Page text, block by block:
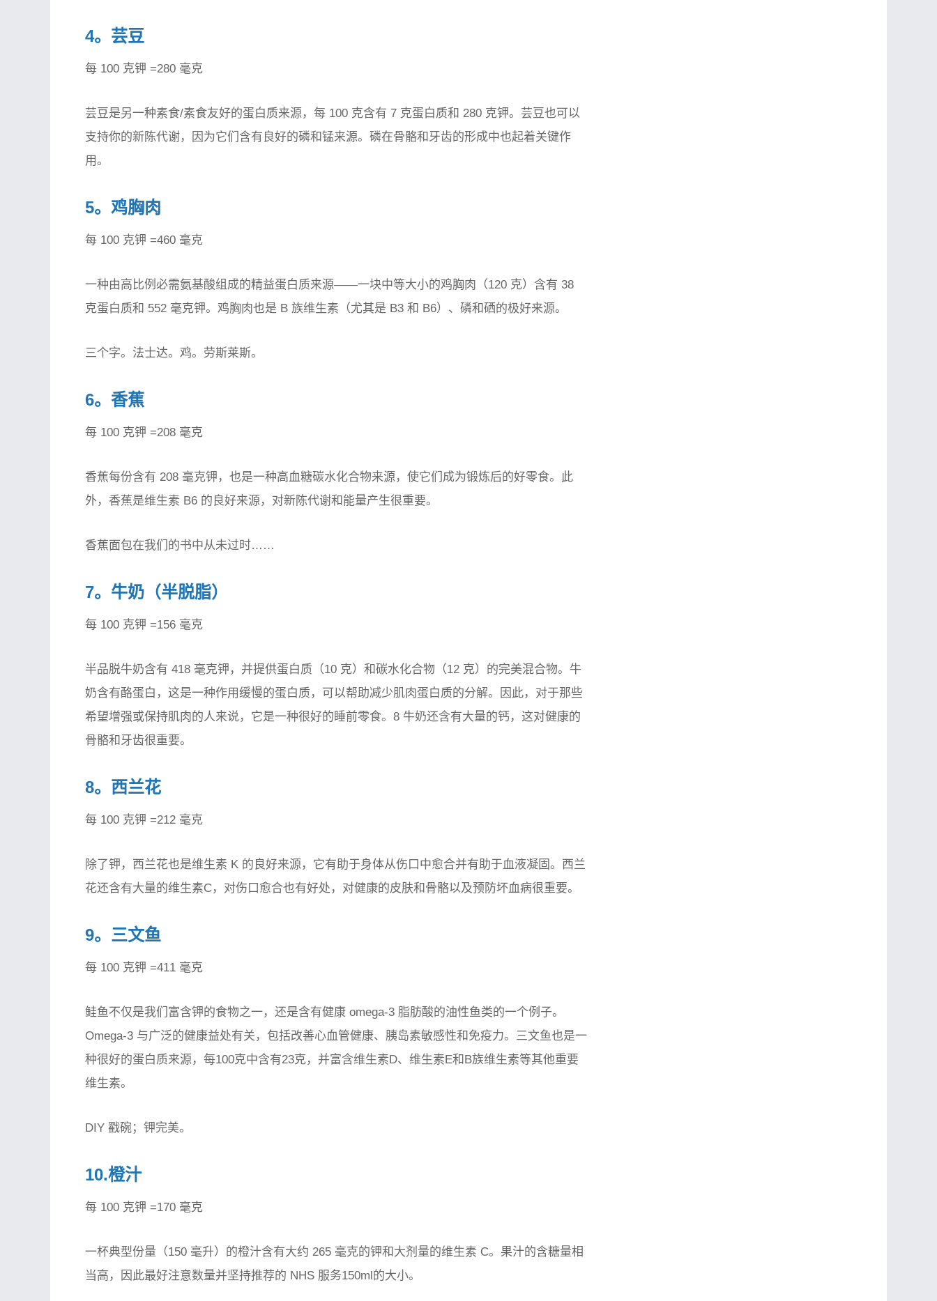
4。芸豆
每 100 克钾 =280 毫克
芸豆是另一种素食/素食友好的蛋白质来源，每 100 克含有 7 克蛋白质和 280 克钾。芸豆也可以
支持你的新陈代谢，因为它们含有良好的磷和锰来源。磷在骨骼和牙齿的形成中也起着关键作
用。
5。鸡胸肉
每 100 克钾 =460 毫克
一种由高比例必需氨基酸组成的精益蛋白质来源——一块中等大小的鸡胸肉（120 克）含有 38
克蛋白质和 552 毫克钾。鸡胸肉也是 B 族维生素（尤其是 B3 和 B6）、磷和硒的极好来源。
三个字。法士达。鸡。劳斯莱斯。
6。香蕉
每 100 克钾 =208 毫克
香蕉每份含有 208 毫克钾，也是一种高血糖碳水化合物来源，使它们成为锻炼后的好零食。此
外，香蕉是维生素 B6 的良好来源，对新陈代谢和能量产生很重要。
香蕉面包在我们的书中从未过时……
7。牛奶（半脱脂）
每 100 克钾 =156 毫克
半品脱牛奶含有 418 毫克钾，并提供蛋白质（10 克）和碳水化合物（12 克）的完美混合物。牛
奶含有酪蛋白，这是一种作用缓慢的蛋白质，可以帮助减少肌肉蛋白质的分解。因此，对于那些
希望增强或保持肌肉的人来说，它是一种很好的睡前零食。8 牛奶还含有大量的钙，这对健康的
骨骼和牙齿很重要。
8。西兰花
每 100 克钾 =212 毫克
除了钾，西兰花也是维生素 K 的良好来源，它有助于身体从伤口中愈合并有助于血液凝固。西兰
花还含有大量的维生素C，对伤口愈合也有好处，对健康的皮肤和骨骼以及预防坏血病很重要。
9。三文鱼
每 100 克钾 =411 毫克
鲑鱼不仅是我们富含钾的食物之一，还是含有健康 omega-3 脂肪酸的油性鱼类的一个例子。
Omega-3 与广泛的健康益处有关，包括改善心血管健康、胰岛素敏感性和免疫力。三文鱼也是一
种很好的蛋白质来源，每100克中含有23克，并富含维生素D、维生素E和B族维生素等其他重要
维生素。
DIY 戳碗；钾完美。
10.橙汁
每 100 克钾 =170 毫克
一杯典型份量（150 毫升）的橙汁含有大约 265 毫克的钾和大剂量的维生素 C。果汁的含糖量相
当高，因此最好注意数量并坚持推荐的 NHS 服务150ml的大小。